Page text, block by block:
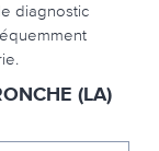
diagnostic
(LA)